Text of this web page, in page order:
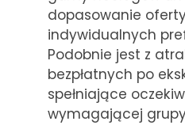
dopasowanie
indywidualnych
Podobnie jest z
bezpłatnych po
spełniające
wymagającej